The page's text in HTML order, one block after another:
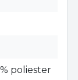
poliester